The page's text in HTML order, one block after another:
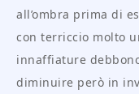
all’ombra prima di
con terriccio molto
innaffiature
diminuire però in